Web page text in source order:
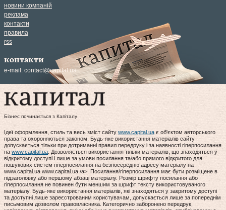
новини компаній
реклама
контакти
правила
rss
контакти
e-mail: contact@capital.ua
Бізнес починається з Капіталу
Ідеї оформлення, стиль та весь зміст сайту www.capital.ua є об'єктом авторського
права та охороняються законом. Будь-яке використання матеріалів сайту
допускається тільки при дотриманні правил передруку і за наявності гіперпосилання
на www.capital.ua. Дозволяється використання тільки матеріалів, що знаходяться у
відкритому доступі і лише за умови посилання та/або прямого відкритого для
пошукових систем гіперпосилання на безпосередню адресу матеріалу на
www.capital.ua www.capital.ua /a>. Посилання/гіперпосилання має бути розміщене в
підзаголовку або першому абзаці матеріалу. Розмір шрифту посилання або
гіперпосилання не повинен бути меншим за шрифт тексту використовуваного
матеріалу. Будь-яке використання матеріалів, які знаходяться у закритому доступі
та доступні лише зареєстрованим користувачам, допускається лише за попереднім
письмовим дозволом правовласника. Категорично заборонено передрук,